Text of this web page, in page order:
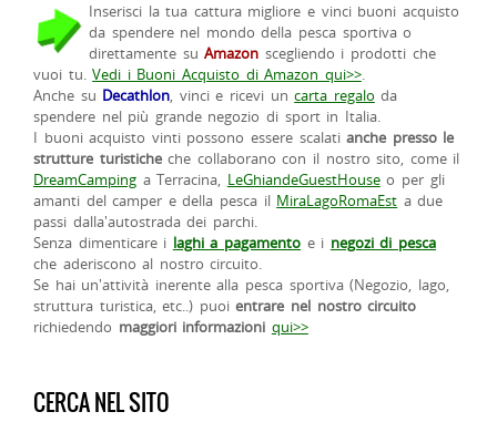
Inserisci la tua cattura migliore e vinci buoni acquisto
da spendere nel mondo della pesca sportiva o
direttamente suAmazon scegliendo i prodotti che
vuoi tu.Vedi i Buoni Acquisto di Amazon qui>>.
Anche su Decathlon, vinci e ricevi uncarta regalo da
spendere nel più grande negozio di sport in Italia.
I buoni acquisto vinti possono essere scalatianche presso le
strutture turisticheche collaborano con il nostro sito, come il
DreamCamping a Terracina, LeGhiandeGuestHouseo per gli
amanti del camper e della pesca il MiraLagoRomaEst a due
passi dalla'autostrada dei parchi.
Senza dimenticare i laghi a pagamento e i negozi di pesca
che aderiscono al nostro circuito.
Se hai un'attività inerente alla pesca sportiva (Negozio, lago,
struttura turistica, etc..) puoientrare nel nostro circuito
richiedendo maggiori informazioni qui>>
CERCA NEL SITO